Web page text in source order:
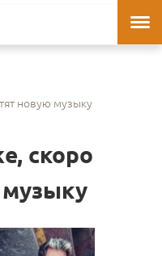
новую музыку
скоро